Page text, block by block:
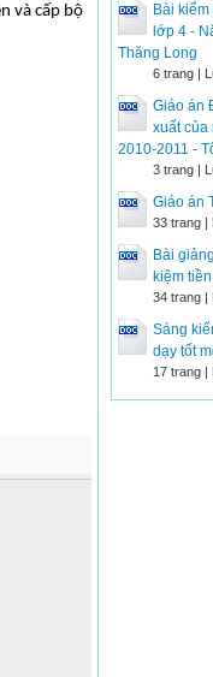
và cấp bộ
Bài
lớp 4 -
Thăng Long
6 trang |
Giáo án
xuất của
2010-2011 -
3 trang |
Giáo án
33 trang |
Bài
kiệm
34 trang |
Sáng
dạy tốt
17 trang